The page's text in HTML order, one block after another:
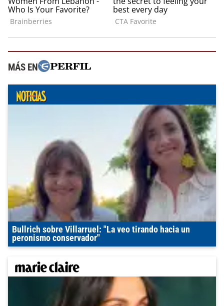
MÁS EN
Bullrich sobre Villarruel: "La veo tirando hacia un
peronismo conservador"